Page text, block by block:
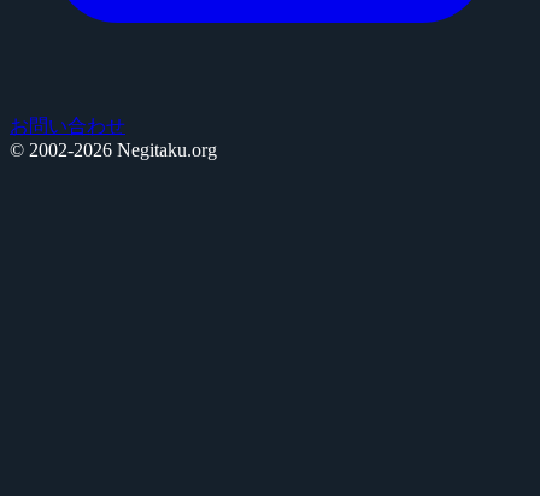
お問い合わせ
© 2002-2026 Negitaku.org